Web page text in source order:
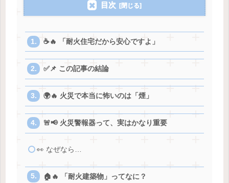
目次
☕️🔥 「耐火住宅だから安心ですよ」
✅📌 この記事の結論
🌍🔥 火災で本当に怖いのは「煙」
🚨📢 火災警報器って、実はかなり重要
👀 なぜなら…
🏠🔥 「耐火建築物」ってなに？